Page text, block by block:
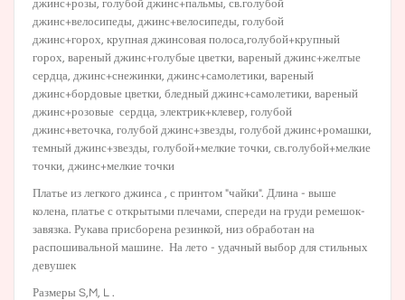
джинс+розы голубой джинс+пальмы св.голубой
джинс+велосипеды джинс+велосипеды , голубой
джинс+горох, крупная джинсовая полоса голубой+крупный
горох вареный джинс+голубые цветки вареный джинс+желтые
сердца джинс+снежинки джинс+самолетики вареный
джинс+бордовые цветки бледный джинс+самолетики вареный
джинс+розовые сердца электрик+клевер голубой
джинс+веточка голубой джинс+звезды , голубой джинс+ромашки,
темный джинс+звезды, голубой+мелкие точки св.голубой+мелкие
точки джинс+мелкие точки
Платье из легкого джинса , с принтом "чайки". Длина - выше
колена, платье с открытыми плечами, спереди на груди ремешок-
завязка. Рукава присборена резинкой, низ обработан на
распошивальной машине. На лето - удачный выбор для стильных
девушек
Размеры S,M, L .